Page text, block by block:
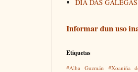
DÍA DAS
Informar dun uso
Etiquetas
#Alba Guzmán #Xoaniña